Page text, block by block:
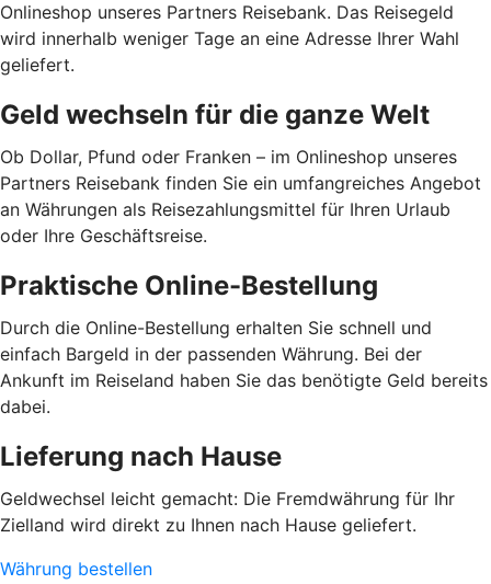
Onlineshop unseres Partners Reisebank. Das Reisegeld
wird innerhalb weniger Tage an eine Adresse Ihrer Wahl
geliefert.
Geld wechseln für die ganze Welt
Ob Dollar, Pfund oder Franken – im Onlineshop unseres
Partners Reisebank finden Sie ein umfangreiches Angebot
an Währungen als Reisezahlungsmittel für Ihren Urlaub
oder Ihre Geschäftsreise.
Praktische Online-Bestellung
Durch die Online-Bestellung erhalten Sie schnell und
einfach Bargeld in der passenden Währung. Bei der
Ankunft im Reiseland haben Sie das benötigte Geld bereits
dabei.
Lieferung nach Hause
Geldwechsel leicht gemacht: Die Fremdwährung für Ihr
Zielland wird direkt zu Ihnen nach Hause geliefert.
Währung bestellen